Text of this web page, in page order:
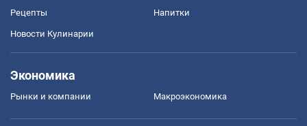
Рецепты Напитки
Новости Кулинарии
Экономика
Рынки и компании Mакроэкономика